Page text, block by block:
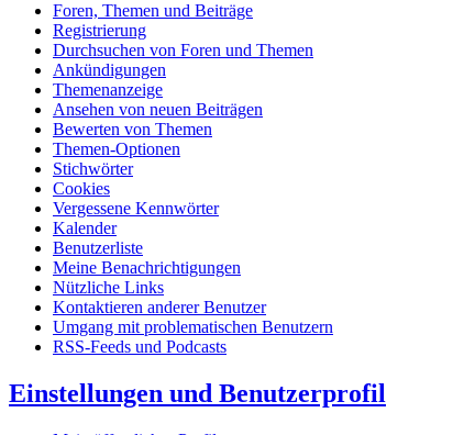
Foren, Themen und Beiträge
Registrierung
Durchsuchen von Foren und Themen
Ankündigungen
Themenanzeige
Ansehen von neuen Beiträgen
Bewerten von Themen
Themen-Optionen
Stichwörter
Cookies
Vergessene Kennwörter
Kalender
Benutzerliste
Meine Benachrichtigungen
Nützliche Links
Kontaktieren anderer Benutzer
Umgang mit problematischen Benutzern
RSS-Feeds und Podcasts
Einstellungen und Benutzerprofil